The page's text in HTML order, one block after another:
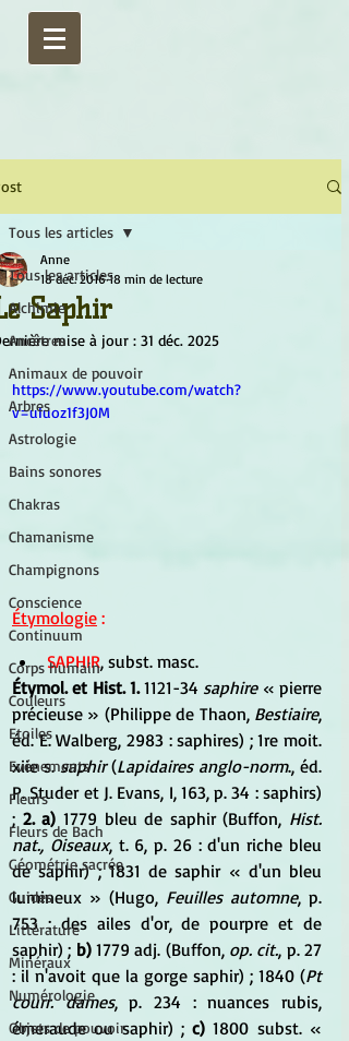
Tous les articles
Alchimie
Ancêtres
Animaux de pouvoir
Arbres
Astrologie
Bains sonores
Chakras
Chamanisme
Champignons
Conscience
Continuum
Corps humain
Couleurs
Etoiles
Evénements
Fleurs
Fleurs de Bach
Géométrie sacrée
Guides
Littérature
Minéraux
Numérologie
Objets de pouvoir
Tous les articles
Saphir
Anne
18 déc. 2016 18 min de lecture
mise à jour : 31 déc. 2025
https://www.youtube.com/watch?
v=uIuoz1f3J0M
Étymologie :
SAPHIR, subst. masc.
Étymol. et Hist. 1. 1121-34 saphire « pierre
précieuse » (Philippe de Thaon, Bestiaire,
éd. E. Walberg, 2983 : saphires) ; 1re moit.
xiie s. saphir (Lapidaires anglo-norm., éd.
P. Studer et J. Evans, I, 163, p. 34 : saphirs)
; 2. a) 1779 bleu de saphir (Buffon, Hist.
nat., Oiseaux, t. 6, p. 26 : d'un riche bleu
de saphir) ; 1831 de saphir « d'un bleu
lumineux » (Hugo, Feuilles automne, p.
753 : des ailes d'or, de pourpre et de
saphir) ; b) 1779 adj. (Buffon, op. cit., p. 27
: il n'avoit que la gorge saphir) ; 1840 (Pt
courr. dames, p. 234 : nuances rubis,
émeraude ou saphir) ; c) 1800 subst. «